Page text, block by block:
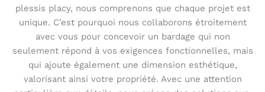
plessis placy, nous comprenons que chaque projet est
unique. C’est pourquoi nous collaborons étroitement
avec vous pour concevoir un bardage qui non
seulement répond à vos exigences fonctionnelles, mais
qui ajoute également une dimension esthétique,
valorisant ainsi votre propriété. Avec une attention